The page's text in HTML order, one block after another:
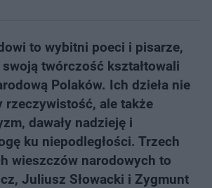
to wybitni poeci i pisarze,
twórczość kształtowali
Polaków. Ich dzieła nie
rzeczywistość, ale także
dawały nadzieję i
ku niepodległości. Trzech
wieszczów narodowych to
Juliusz Słowacki i Zygmunt